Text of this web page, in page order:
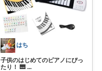
はち
子供のはじめてのピアノにぴっ
たり！ 🎹 ...